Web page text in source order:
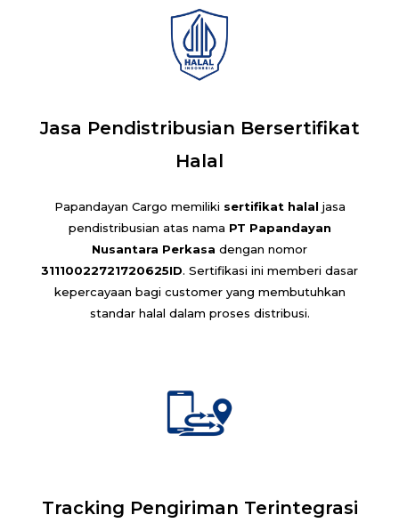
Jasa Pendistribusian Bersertifikat
Halal
Papandayan Cargo memiliki sertifikat halal jasa
pendistribusian atas nama PT Papandayan
Nusantara Perkasa dengan nomor
31110022721720625ID. Sertifikasi ini memberi dasar
kepercayaan bagi customer yang membutuhkan
standar halal dalam proses distribusi.
Tracking Pengiriman Terintegrasi